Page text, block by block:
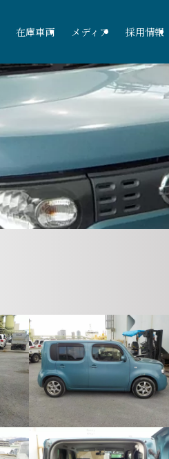
在庫車両 メディア 採用情報